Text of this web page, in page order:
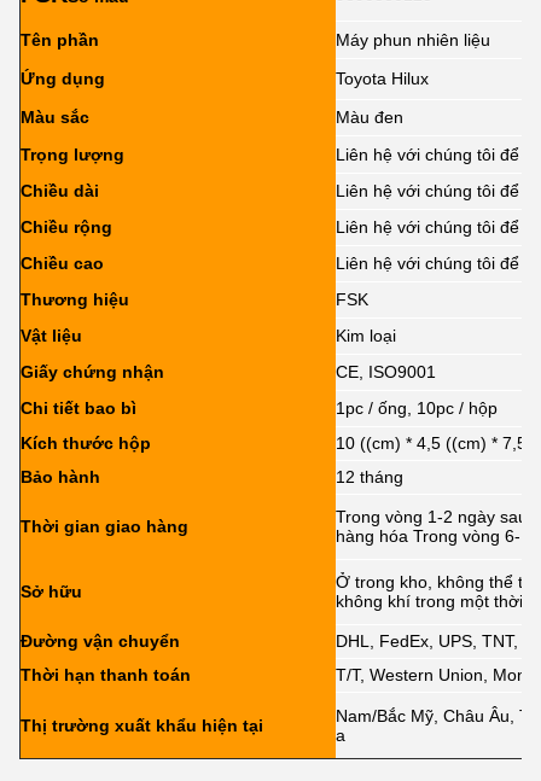
Tên phần
Máy phun nhiên liệu
Ứng dụng
Toyota Hilux
Màu sắc
Màu đen
Trọng lượng
Liên hệ với chúng tôi để
Chiều dài
Liên hệ với chúng tôi để
Chiều rộng
Liên hệ với chúng tôi để
Chiều cao
Liên hệ với chúng tôi để
Thương hiệu
FSK
Vật liệu
Kim loại
Giấy chứng nhận
CE, ISO9001
Chi tiết bao bì
1pc / ống, 10pc / hộp
Kích thước hộp
10 ((cm) * 4,5 ((cm) * 7,5
Bảo hành
12 tháng
Thời gian giao hàng
Trong vòng 1-2 ngày sau
hàng hóa Trong vòng 6-
Sở hữu
Ở trong kho, không thể
không khí trong một thời
Đường vận chuyển
DHL, FedEx, UPS, TNT,
Thời hạn thanh toán
T/T, Western Union,
Thị trường xuất khẩu hiện tại
Nam/Bắc Mỹ, Châu Âu,
a